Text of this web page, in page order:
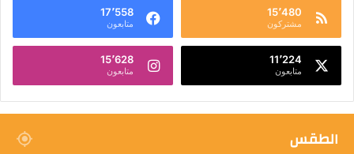
15٬480
مشتركون
17٬558
متابعون
11٬224
متابعون
15٬628
متابعون
الطقس